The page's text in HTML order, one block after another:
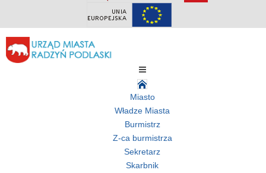
Miasto
Władze Miasta
Burmistrz
Z-ca burmistrza
Sekretarz
Skarbnik